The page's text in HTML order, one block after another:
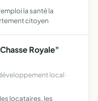
la santé la
citoyen
Royale"
local ·
locataires, les